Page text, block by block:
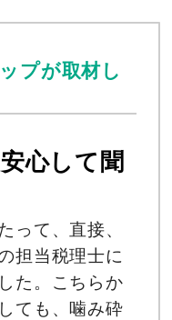
プが取材し
心して聞
って、直接、
担当税理士に
た。こちらか
ても、噛み砕